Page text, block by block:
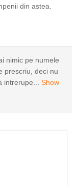
din astea.
nimic pe numele
prescriu, deci nu
intrerupe... Show